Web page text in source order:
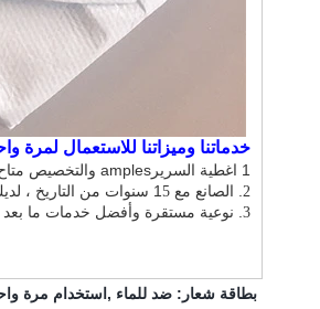
خدماتنا وميزاتنا للاستعمال لمرة
1 اغطية السرير amples والتخصيص
2 . الصانع مع 1 5 سنوات من التاريخ ،
3 . نوعية مستقرة وأفضل خدمات ما بعد
بطاقة شعار: ضد للماء , استخدام مرة